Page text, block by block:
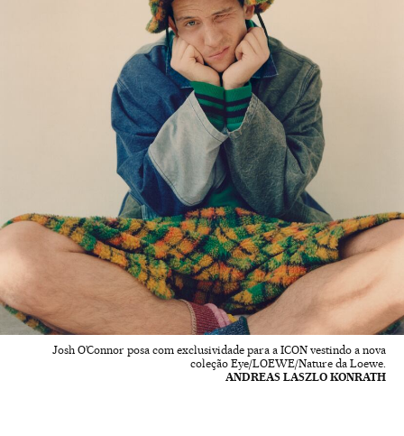
Josh O’Connor posa com exclusividade para a ICON vestindo a nova
coleção Eye/LOEWE/Nature da Loewe.
ANDREAS LASZLO KONRATH